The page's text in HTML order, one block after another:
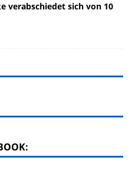
verabschiedet sich von 10